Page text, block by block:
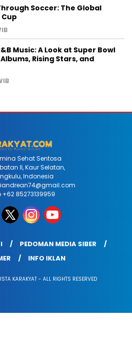
Soccer: The Global
Music: A Look at Super Bowl
Rising Stars, and
Sehat Sentosa
II, Kaur Selatan,
Indonesia
+62 85273139959
PEDOMAN MEDIA SIBER
INFO IKLAN
KARAKYAT - ALL RIGHTS RESERVED